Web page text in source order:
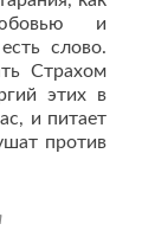
и
слово.
Страхом
этих в
и питает
против